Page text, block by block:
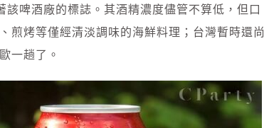
啤酒廠的標誌。其酒精濃度儘管不算低，但口
煎烤等僅經清淡調味的海鮮料理；台灣暫時還尚
一趟了。